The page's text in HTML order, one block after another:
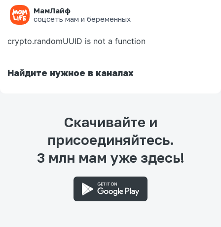
МамЛайф
соцсеть мам и беременных
Ошибка на странице
crypto.randomUUID is not a function
Найдите нужное в каналах
Скачивайте и
присоединяйтесь.
3 млн мам уже здесь!